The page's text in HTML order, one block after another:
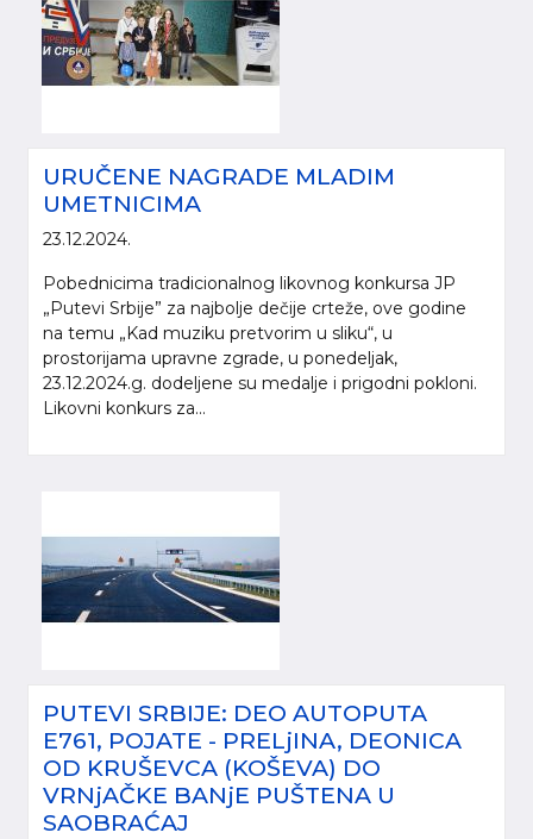
URUČENE NAGRADE MLADIM
UMETNICIMA
23.12.2024.
Pobednicima tradicionalnog likovnog konkursa JP
„Putevi Srbije” za najbolje dečije crteže, ove godine
na temu „Kad muziku pretvorim u sliku“, u
prostorijama upravne zgrade, u ponedeljak,
23.12.2024.g. dodeljene su medalje i prigodni pokloni.
Likovni konkurs za...
PUTEVI SRBIJE: DEO AUTOPUTA
E761, POJATE - PRELjINA, DEONICA
OD KRUŠEVCA (KOŠEVA) DO
VRNjAČKE BANjE PUŠTENA U
SAOBRAĆAJ